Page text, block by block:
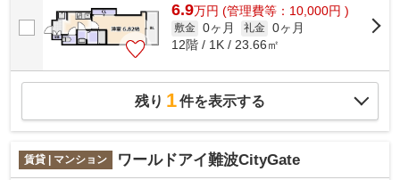
6.9万円 (管理費等：10,000円 )
敷金 0ヶ月 礼金 0ヶ月
12階 / 1K / 23.66㎡
残り 1件を表示する
賃貸 | マンション ワールドアイ難波CityGate